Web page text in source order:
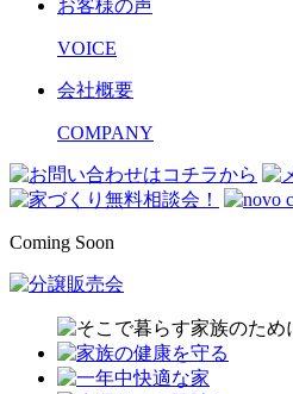
お客様の声
VOICE
会社概要
COMPANY
Coming Soon